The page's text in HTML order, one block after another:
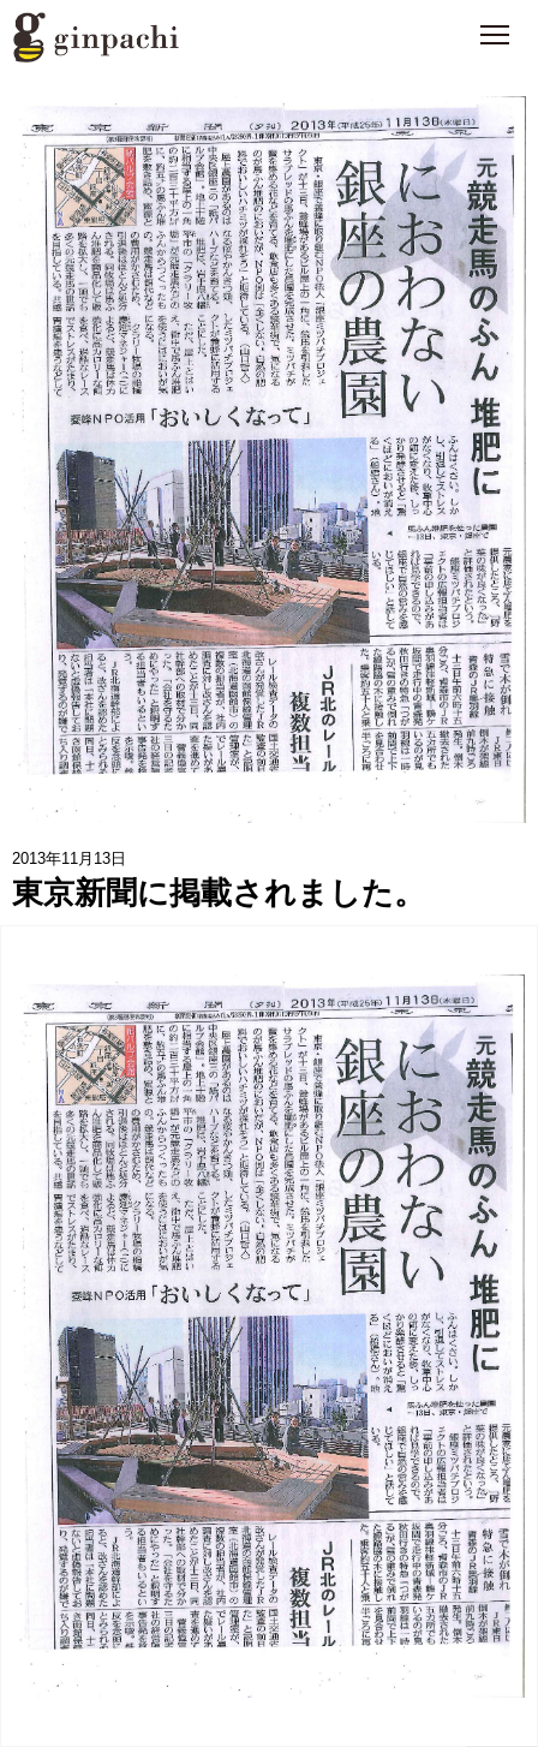
2013年11月13日
東京新聞に掲載されました。
銀ぱちとは >
オンラインストア【はちみつ類】 >
オンラインストア【お酒】
わたしたちの活動 >
スタッフブログ
メディア一覧
協賛企業一覧 >
お問い合わせ >
みつばち博士ふくちゃん
銀座ミツバチプロジェクト